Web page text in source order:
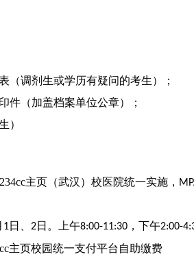
（调剂生或学历有疑问的考生）；
件（加盖档案单位公章）；
）
主页（武汉）校医院统一实施，
1日、 2日。上午8:00-11:30 ，下午2:00-
主页校园统一支付平台自助缴费